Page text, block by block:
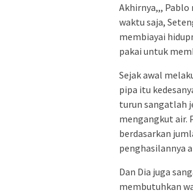
Akhirnya,,,
waktu saja,
membiayai
pakai untuk
Sejak awal
pipa itu
turun sangatlah
mengangkut air.
berdasarkan
penghasilannya
Dan Dia juga
membutuhkan